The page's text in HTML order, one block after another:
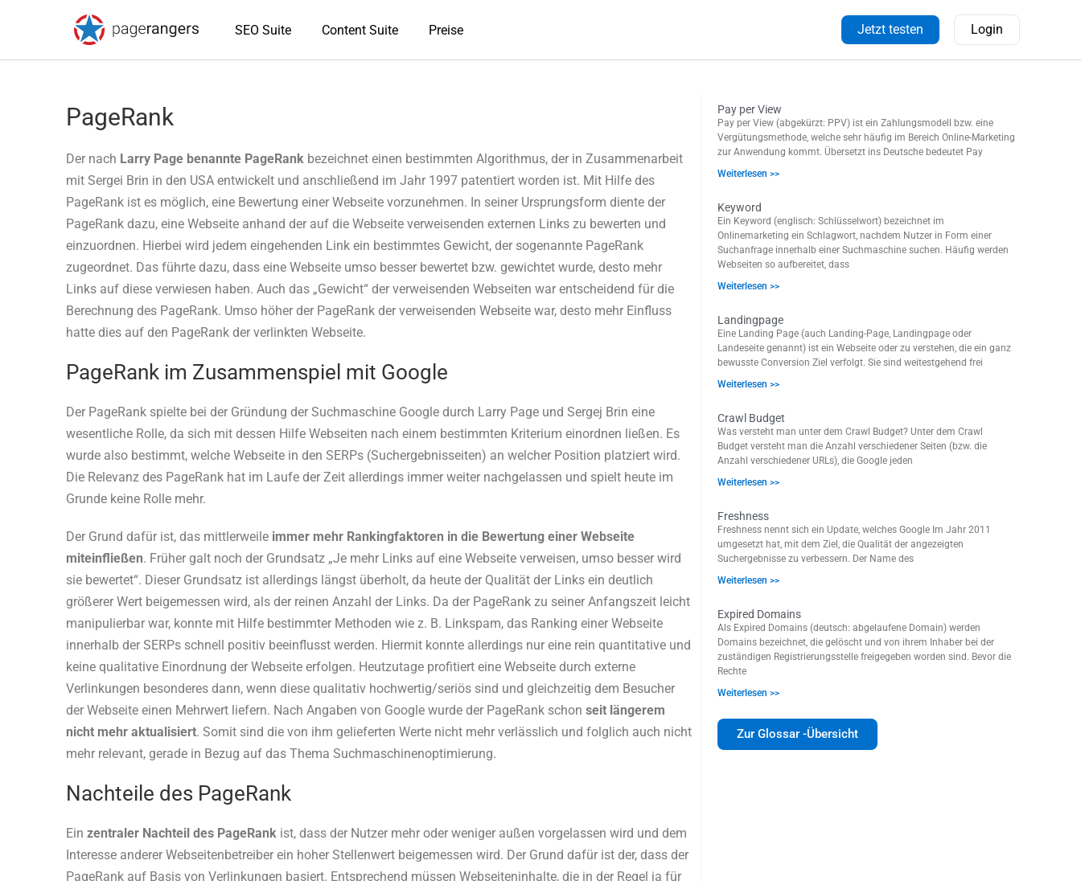
SEO Suite Content Suite Preise Jetzt testen Login
PageRank
Der nach Larry Page benannte PageRank bezeichnet einen bestimmten Algorithmus, der in Zusammenarbeit
mit Sergei Brin in den USA entwickelt und anschließend im Jahr 1997 patentiert worden ist. Mit Hilfe des
PageRank ist es möglich, eine Bewertung einer Webseite vorzunehmen. In seiner Ursprungsform diente der
PageRank dazu, eine Webseite anhand der auf die Webseite verweisenden externen Links zu bewerten und
einzuordnen. Hierbei wird jedem eingehenden Link ein bestimmtes Gewicht, der sogenannte PageRank
zugeordnet. Das führte dazu, dass eine Webseite umso besser bewertet bzw. gewichtet wurde, desto mehr
Links auf diese verwiesen haben. Auch das „Gewicht“ der verweisenden Webseiten war entscheidend für die
Berechnung des PageRank. Umso höher der PageRank der verweisenden Webseite war, desto mehr Einfluss
hatte dies auf den PageRank der verlinkten Webseite.
PageRank im Zusammenspiel mit Google
Der PageRank spielte bei der Gründung der Suchmaschine Google durch Larry Page und Sergej Brin eine
wesentliche Rolle, da sich mit dessen Hilfe Webseiten nach einem bestimmten Kriterium einordnen ließen. Es
wurde also bestimmt, welche Webseite in den SERPs (Suchergebnisseiten) an welcher Position platziert wird.
Die Relevanz des PageRank hat im Laufe der Zeit allerdings immer weiter nachgelassen und spielt heute im
Grunde keine Rolle mehr.
Der Grund dafür ist, das mittlerweile immer mehr Rankingfaktoren in die Bewertung einer Webseite
miteinfließen. Früher galt noch der Grundsatz „Je mehr Links auf eine Webseite verweisen, umso besser wird
sie bewertet“. Dieser Grundsatz ist allerdings längst überholt, da heute der Qualität der Links ein deutlich
größerer Wert beigemessen wird, als der reinen Anzahl der Links. Da der PageRank zu seiner Anfangszeit leicht
manipulierbar war, konnte mit Hilfe bestimmter Methoden wie z. B. Linkspam, das Ranking einer Webseite
innerhalb der SERPs schnell positiv beeinflusst werden. Hiermit konnte allerdings nur eine rein quantitative und
keine qualitative Einordnung der Webseite erfolgen. Heutzutage profitiert eine Webseite durch externe
Verlinkungen besonderes dann, wenn diese qualitativ hochwertig/seriös sind und gleichzeitig dem Besucher
der Webseite einen Mehrwert liefern. Nach Angaben von Google wurde der PageRank schon seit längerem
nicht mehr aktualisiert. Somit sind die von ihm gelieferten Werte nicht mehr verlässlich und folglich auch nicht
mehr relevant, gerade in Bezug auf das Thema Suchmaschinenoptimierung.
Nachteile des PageRank
Ein zentraler Nachteil des PageRank ist, dass der Nutzer mehr oder weniger außen vorgelassen wird und dem
Interesse anderer Webseitenbetreiber ein hoher Stellenwert beigemessen wird. Der Grund dafür ist der, dass der
PageRank auf Basis von Verlinkungen basiert. Entsprechend müssen Webseiteninhalte, die in der Regel ja für
Pay per View
Pay per View (abgekürzt: PPV) ist ein Zahlungsmodell bzw. eine
Vergütungsmethode, welche sehr häufig im Bereich Online-Marketing
zur Anwendung kommt. Übersetzt ins Deutsche bedeutet Pay
Weiterlesen >>
Keyword
Ein Keyword (englisch: Schlüsselwort) bezeichnet im
Onlinemarketing ein Schlagwort, nachdem Nutzer in Form einer
Suchanfrage innerhalb einer Suchmaschine suchen. Häufig werden
Webseiten so aufbereitet, dass
Weiterlesen >>
Landingpage
Eine Landing Page (auch Landing-Page, Landingpage oder
Landeseite genannt) ist ein Webseite oder zu verstehen, die ein ganz
bewusste Conversion Ziel verfolgt. Sie sind weitestgehend frei
Weiterlesen >>
Crawl Budget
Was versteht man unter dem Crawl Budget? Unter dem Crawl
Budget versteht man die Anzahl verschiedener Seiten (bzw. die
Anzahl verschiedener URLs), die Google jeden
Weiterlesen >>
Freshness
Freshness nennt sich ein Update, welches Google Im Jahr 2011
umgesetzt hat, mit dem Ziel, die Qualität der angezeigten
Suchergebnisse zu verbessern. Der Name des
Weiterlesen >>
Expired Domains
Als Expired Domains (deutsch: abgelaufene Domain) werden
Domains bezeichnet, die gelöscht und von ihrem Inhaber bei der
zuständigen Registrierungsstelle freigegeben worden sind. Bevor die
Rechte
Weiterlesen >>
Zur Glossar -Übersicht